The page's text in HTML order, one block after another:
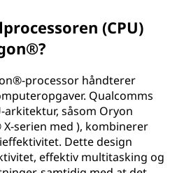
(CPU)
processor håndterer
Qualcomms
arkitektur, såsom Oryon
serien med ), kombinerer
Dette design
effektiv multitasking og